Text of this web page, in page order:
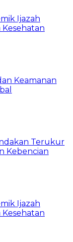
Ijazah
Keamanan
Terukur
Kebencian
Ijazah